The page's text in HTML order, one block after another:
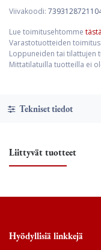
Viivakoodi:
Lue toimitusehtomme tästä
Varastotuotteiden
Loppuneiden tai tilattujen
Mittatilatuilla tuotteilla ei
Tekniset tiedot
Liittyvät tuotteet
Hyödyllisiä linkkejä